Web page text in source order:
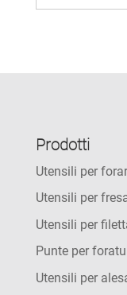
Prodotti
Utensili per
Utensili per
Utensili per
Punte per
Utensili per